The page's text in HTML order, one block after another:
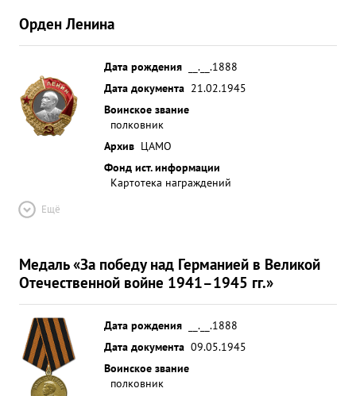
Орден Ленина
Дата рождения
__.__.1888
Дата документа 21.02.1945
Воинское звание
полковник
Архив ЦАМО
Фонд ист. информации
Картотека награждений
Ещё
Медаль «За победу над Германией в Великой
Отечественной войне 1941–1945 гг.»
Дата рождения
__.__.1888
Дата документа 09.05.1945
Воинское звание
полковник